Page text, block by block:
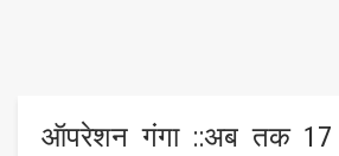
ऑपरेशन गंगा ::अब तक 17